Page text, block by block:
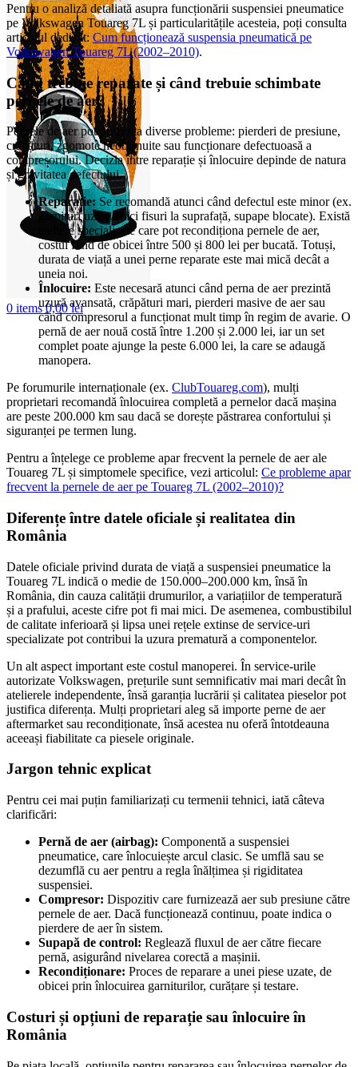
0 items 0,00lei
Pentru o analiză detaliată asupra funcționării suspensiei pneumatice
pe Volkswagen Touareg 7L și particularitățile acesteia, poți consulta
articolul dedicat:Cum funcționează suspensia pneumatică pe
Volkswagen Touareg 7L (2002–2010).
Când trebuie reparate și când trebuie schimbate
pernele de aer?
Pernele de aer pot prezenta diverse probleme: pierderi de presiune,
crăpături, zgomote neobișnuite sau funcționare defectuoasă a
compresorului. Decizia între reparație și înlocuire depinde de natura
și gravitatea defectului.
Reparație:Se recomandă atunci când defectul este minor (ex.
garnituri uzate, mici fisuri la suprafață, supape blocate). Există
ateliere specializate care pot recondiționa pernele de aer,
costul fiind de obicei între 500 și 800 lei per bucată. Totuși,
durata de viață a unei perne reparate este mai mică decât a
uneia noi.
Înlocuire: Este necesară atunci când perna de aer prezintă
uzură avansată, crăpături mari, pierderi masive de aer sau
când compresorul a funcționat mult timp în regim de avarie. O
pernă de aer nouă costă între 1.200 și 2.000 lei, iar un set
complet poate ajunge la peste 6.000 lei, la care se adaugă
manopera.
Pe forumurile internaționale (ex. ClubTouareg.com), mulți
proprietari recomandă înlocuirea completă a pernelor dacă mașina
are peste 200.000 km sau dacă se dorește păstrarea confortului și
siguranței pe termen lung.
Pentru a înțelege ce probleme apar frecvent la pernele de aer ale
Touareg 7L și simptomele specifice, vezi articolul: Ce probleme apar
frecvent la pernele de aer pe Touareg 7L (2002–2010)?
Diferențe între datele oficiale și realitatea din
România
Datele oficiale privind durata de viață a suspensiei pneumatice la
Touareg 7L indică o medie de 150.000–200.000 km, însă în
România, din cauza calității drumurilor, a variațiilor de temperatură
și a prafului, aceste cifre pot fi mai mici. De asemenea, combustibilul
de calitate inferioară și lipsa unei rețele extinse de service-uri
specializate pot contribui la uzura prematură a componentelor.
Un alt aspect important este costul manoperei. În service-urile
autorizate Volkswagen, prețurile sunt semnificativ mai mari decât în
atelierele independente, însă garanția lucrării și calitatea pieselor pot
justifica diferența. Mulți proprietari aleg să importe perne de aer
aftermarket sau recondiționate, însă acestea nu oferă întotdeauna
aceeași fiabilitate ca piesele originale.
Jargon tehnic explicat
Pentru cei mai puțin familiarizați cu termenii tehnici, iată câteva
clarificări:
Pernă de aer (airbag): Componentă a suspensiei
pneumatice, care înlocuiește arcul clasic. Se umflă sau se
dezumflă cu aer pentru a regla înălțimea și rigiditatea
suspensiei.
Compresor: Dispozitiv care furnizează aer sub presiune către
pernele de aer. Dacă funcționează continuu, poate indica o
pierdere de aer în sistem.
Supapă de control: Reglează fluxul de aer către fiecare
pernă, asigurând nivelarea corectă a mașinii.
Recondiționare: Proces de reparare a unei piese uzate, de
obicei prin înlocuirea garniturilor, curățare și testare.
Costuri și opțiuni de reparație sau înlocuire în
România